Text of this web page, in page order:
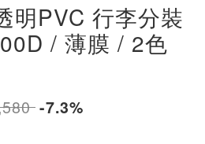
明PVC 行李分裝
/ 薄膜 / 2色
-7.3%